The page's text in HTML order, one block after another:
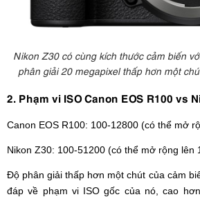
Nikon Z30 có cùng kích thước cảm biến
phân giải 20 megapixel thấp hơn một
2. Phạm vi ISO Canon EOS R100 vs
Canon EOS R100: 100-12800 (có thể mở
Nikon Z30: 100-51200 (có thể mở rộng lên
Độ phân giải thấp hơn một chút của cảm
đáp về phạm vi ISO gốc của nó, cao